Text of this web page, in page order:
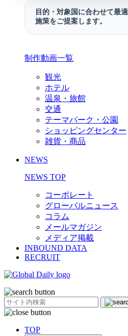
目的・対象国に合わせて最
施策をご提案します。
制作動画一覧
観光
ホテル
温泉・旅館
交通
テーマパーク・公園
ショッピングセンター
雑貨・商品
NEWS
NEWS TOP
コーポレート
グローバルニュース
コラム
メールマガジン
メディア掲載
INBOUND DATA
RECRUIT
TOP